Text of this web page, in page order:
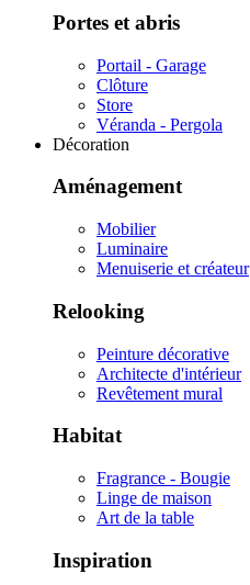
Portes et abris
Portail - Garage
Clôture
Store
Véranda - Pergola
Décoration
Aménagement
Mobilier
Luminaire
Menuiserie et créateur
Relooking
Peinture décorative
Architecte d'intérieur
Revêtement mural
Habitat
Fragrance - Bougie
Linge de maison
Art de la table
Inspiration